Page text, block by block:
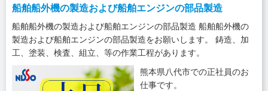
船舶船外機の製造および船舶エンジンの部品製造
船舶船外機の製造および船舶エンジンの部品製造 船舶船外機の
製造および船舶エンジンの部品製造をお願いします。 鋳造、加
工、塗装、検査、組立、等の作業工程があります。
熊本県八代市での正社員のお
仕事です。